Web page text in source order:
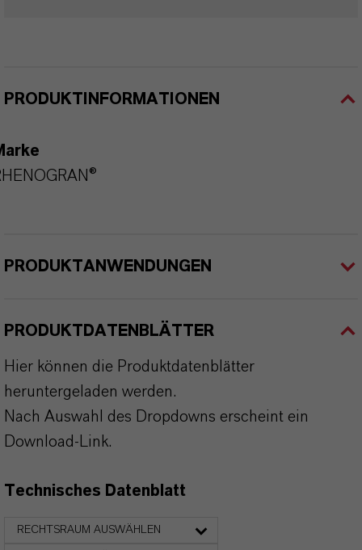
PRODUKTINFORMATIONEN
PRODUKTANWENDUNGEN
PRODUKTDATENBLÄTTER
Hier können die Produktdatenblätter
heruntergeladen werden.
Nach Auswahl des Dropdowns erscheint ein
Download-Link.
Technisches Datenblatt
RECHTSRAUM AUSWÄHLEN